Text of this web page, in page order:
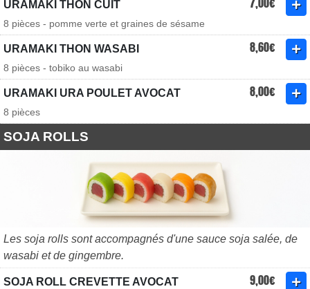
URAMAKI THON CUIT
8 pièces - pomme verte et graines de sésame
URAMAKI THON WASABI 8,60€
8 pièces - tobiko au wasabi
URAMAKI URA POULET AVOCAT 8,00€
8 pièces
SOJA ROLLS
Les soja rolls sont accompagnés d'une sauce soja salée, de
wasabi et de gingembre.
SOJA ROLL CREVETTE AVOCAT 9,00€